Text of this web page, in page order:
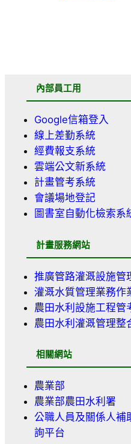
內部員工用
Google信箱登入
線上差勤系統
經費報支系統
雲端公文新系統
計畫管考系統
會議場地登記
圖書室自動化檢索系
計畫服務網站
推廣管路灌溉設施管
灌溉水質管理業務作
農田水利設施工程管
農田水利灌溉管理整
相關網站
農業部
農業部農田水利署
公職人員及關係人補
詢平台